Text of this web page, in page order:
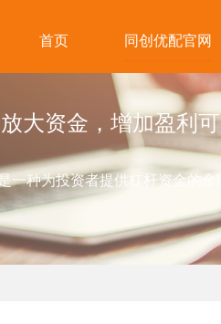
首页 同创优配官网
放大资金，增加盈利
一种为投资者提供杠杆资金的